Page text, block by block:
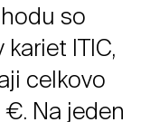
so
ITIC,
celkovo
Na jeden